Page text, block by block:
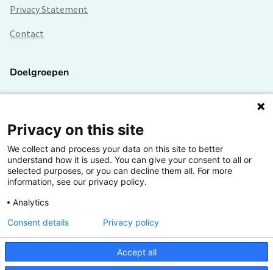
Privacy Statement
Contact
Doelgroepen
Lectoren en onderzoekers
Bedrijven
Hogescholen
De grootste kennisbank van het HBO
Inspiratie op jouw vakgebied
Privacy on this site
We collect and process your data on this site to better
understand how it is used. You can give your consent to all or
selected purposes, or you can decline them all. For more
information, see our privacy policy.
Analytics
Accept all
Consent details Privacy policy